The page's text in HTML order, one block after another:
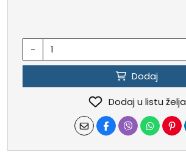
-
Dodaj
Dodaj u listu želja